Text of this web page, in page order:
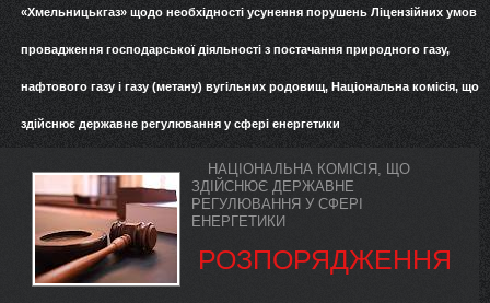
«Хмельницькгаз» щодо необхідності усунення порушень Ліцензійних умов
провадження господарської діяльності з постачання природного газу,
нафтового газу і газу (метану) вугільних родовищ, Національна комісія, що
здійснює державне регулювання у сфері енергетики
НАЦІОНАЛЬНА КОМІСІЯ, ЩО
ЗДІЙСНЮЄ ДЕРЖАВНЕ
РЕГУЛЮВАННЯ У СФЕРІ
ЕНЕРГЕТИКИ
РОЗПОРЯДЖЕННЯ